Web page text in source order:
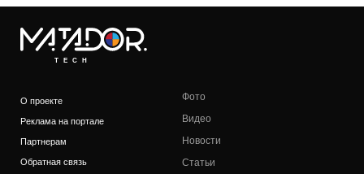
TECH
О проекте
Реклама на портале
Партнерам
Обратная связь
Фото
Видео
Новости
Статьи